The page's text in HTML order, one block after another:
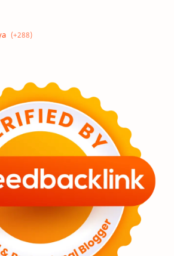
Galaksi
Tata Surya Hype
Asteroid Observasi
Komet Bulan
Serba-serbi Satelit
Video Aurora
Nebula Sponsored